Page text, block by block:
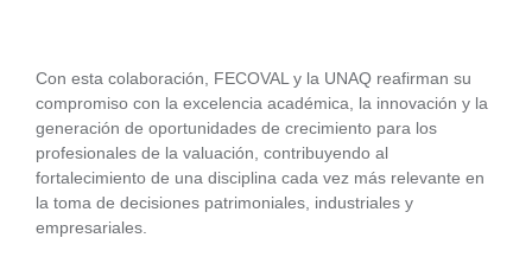
Con esta colaboración, FECOVAL y la UNAQ reafirman su
compromiso con la excelencia académica, la innovación y la
generación de oportunidades de crecimiento para los
profesionales de la valuación, contribuyendo al
fortalecimiento de una disciplina cada vez más relevante en
la toma de decisiones patrimoniales, industriales y
empresariales.